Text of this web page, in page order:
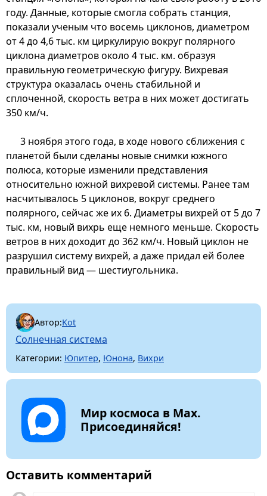
году. Данные, которые смогла собрать станция,
показали ученым что восемь циклонов, диаметром
от 4 до 4,6 тыс. км циркулирую вокруг полярного
циклона диаметров около 4 тыс. км. образуя
правильную геометрическую фигуру. Вихревая
структура оказалась очень стабильной и
сплоченной, скорость ветра в них может достигать
350 км/ч.
3 ноября этого года, в ходе нового сближения с
планетой были сделаны новые снимки южного
полюса, которые изменили представления
относительно южной вихревой системы. Ранее там
насчитывалось 5 циклонов, вокруг среднего
полярного, сейчас же их 6. Диаметры вихрей от 5 до 7
тыс. км, новый вихрь еще немного меньше. Скорость
ветров в них доходит до 362 км/ч. Новый циклон не
разрушил систему вихрей, а даже придал ей более
правильный вид — шестиугольника.
Автор:Kot
Солнечная система
Категории: Юпитер, Юнона, Вихри
Мир космоса в Max.
Присоединяйся!
Оставить комментарий